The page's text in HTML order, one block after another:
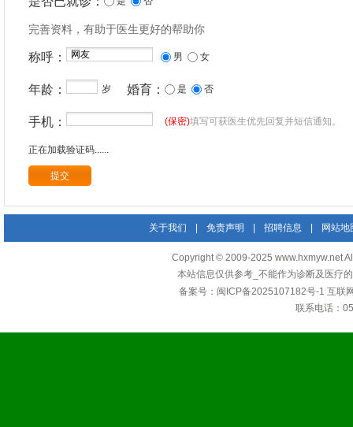
完善资料，有助于医生更好的帮助你
称呼： 男 女
年龄： 岁 婚育： 是 否
手机： (保密)填写可获医生优先回复并短信通知。
正在加载验证码......
关于我们 免责声明 招聘信息 网站地
Copyright © 2009-2025 www.hxmyw.net
本站信息仅供参考_不能作为诊断及医疗
备案号： 闽ICP备2025107182号-1 互联
联系电话：